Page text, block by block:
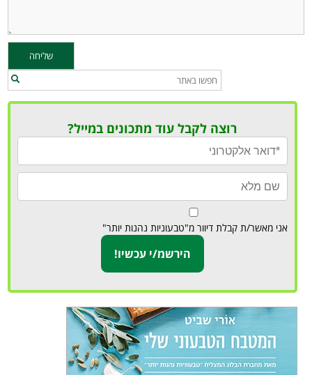
רוצה לקבל עוד מתכונים במייל?
אני מאשר/ת קבלת דיוור מ"טבעוניות נהנות יותר"